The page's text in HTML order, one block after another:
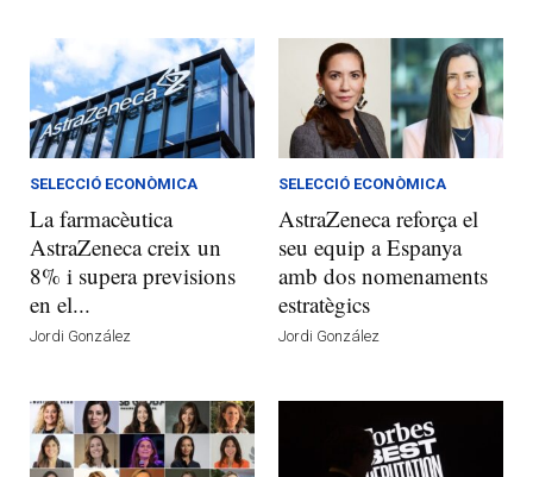
SELECCIÓ ECONÒMICA
La farmacèutica
AstraZeneca creix un
8% i supera previsions
en el...
Jordi González
SELECCIÓ ECONÒMICA
AstraZeneca reforça el
seu equip a Espanya
amb dos nomenaments
estratègics
Jordi González